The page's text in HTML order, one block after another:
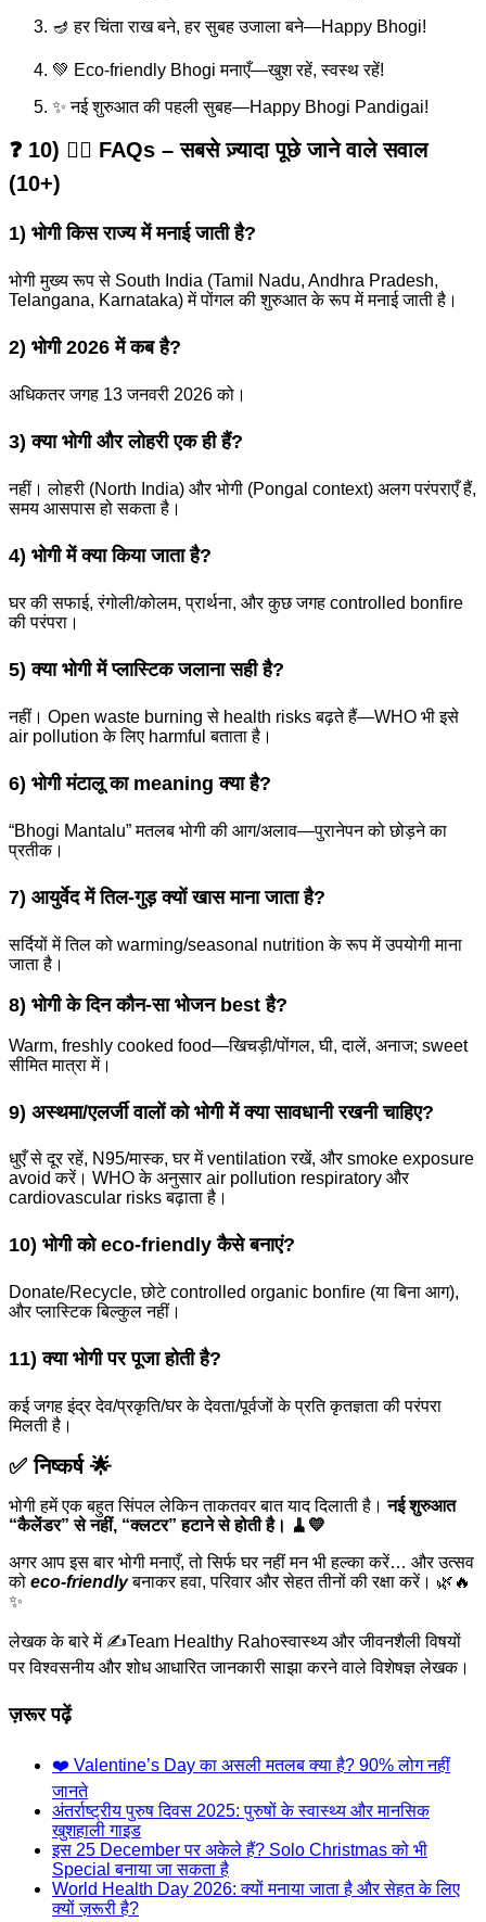
🪔 हर चिंता राख बने, हर सुबह उजाला बने—Happy Bhogi!
💚 Eco-friendly Bhogi मनाएँ—खुश रहें, स्वस्थ रहें!
✨ नई शुरुआत की पहली सुबह—Happy Bhogi Pandigai!
❓ 10) 🙋‍♂️ FAQs – सबसे ज़्यादा पूछे जाने वाले सवाल
(10+)
1) भोगी किस राज्य में मनाई जाती है?
भोगी मुख्य रूप से South India (Tamil Nadu, Andhra Pradesh,
Telangana, Karnataka) में पोंगल की शुरुआत के रूप में मनाई जाती है।
2) भोगी 2026 में कब है?
अधिकतर जगह 13 जनवरी 2026 को।
3) क्या भोगी और लोहरी एक ही हैं?
नहीं। लोहरी (North India) और भोगी (Pongal context) अलग परंपराएँ हैं,
समय आसपास हो सकता है।
4) भोगी में क्या किया जाता है?
घर की सफाई, रंगोली/कोलम, प्रार्थना, और कुछ जगह controlled bonfire
की परंपरा।
5) क्या भोगी में प्लास्टिक जलाना सही है?
नहीं। Open waste burning से health risks बढ़ते हैं—WHO भी इसे
air pollution के लिए harmful बताता है।
6) भोगी मंटालू का meaning क्या है?
“Bhogi Mantalu” मतलब भोगी की आग/अलाव—पुरानेपन को छोड़ने का
प्रतीक।
7) आयुर्वेद में तिल-गुड़ क्यों खास माना जाता है?
सर्दियों में तिल को warming/seasonal nutrition के रूप में उपयोगी माना
जाता है।
8) भोगी के दिन कौन-सा भोजन best है?
Warm, freshly cooked food—खिचड़ी/पोंगल, घी, दालें, अनाज; sweet
सीमित मात्रा में।
9) अस्थमा/एलर्जी वालों को भोगी में क्या सावधानी रखनी चाहिए?
धुएँ से दूर रहें, N95/मास्क, घर में ventilation रखें, और smoke exposure
avoid करें। WHO के अनुसार air pollution respiratory और
cardiovascular risks बढ़ाता है।
10) भोगी को eco-friendly कैसे बनाएं?
Donate/Recycle, छोटे controlled organic bonfire (या बिना आग),
और प्लास्टिक बिल्कुल नहीं।
11) क्या भोगी पर पूजा होती है?
कई जगह इंद्र देव/प्रकृति/घर के देवता/पूर्वजों के प्रति कृतज्ञता की परंपरा
मिलती है।
✅ निष्कर्ष 🌟
भोगी हमें एक बहुत सिंपल लेकिन ताकतवर बात याद दिलाती है।नई शुरुआत
“कैलेंडर” से नहीं, “क्लटर” हटाने से होती है। 🧹💛
अगर आप इस बार भोगी मनाएँ, तो सिर्फ घर नहीं मन भी हल्का करें… और उत्सव
को eco-friendlyबनाकर हवा, परिवार और सेहत तीनों की रक्षा करें। 🌿🔥
✨
लेखक के बारे में ✍️Team Healthy Rahoस्वास्थ्य और जीवनशैली विषयों
पर विश्वसनीय और शोध आधारित जानकारी साझा करने वाले विशेषज्ञ लेखक।
ज़रूर पढ़ें
❤️ Valentine’s Day का असली मतलब क्या है? 90% लोग नहीं
जानते
अंतर्राष्ट्रीय पुरुष दिवस 2025: पुरुषों के स्वास्थ्य और मानसिक
खुशहाली गाइड
इस 25 December पर अकेले हैं? Solo Christmas को भी
Special बनाया जा सकता है
World Health Day 2026: क्यों मनाया जाता है और सेहत के लिए
क्यों ज़रूरी है?